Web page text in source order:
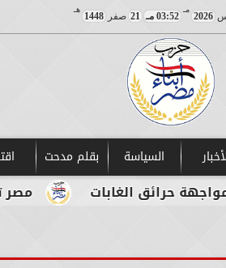
2026
مـ
03:52 مـ 21 صفر1448
هـ
السياسة بقلم مدحت
مصر تدين الغابات